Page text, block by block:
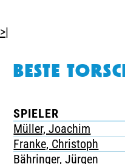
>|
BESTE
SPIELER
Müller, Joachim
Franke, Christoph
Bähringer, Jürgen